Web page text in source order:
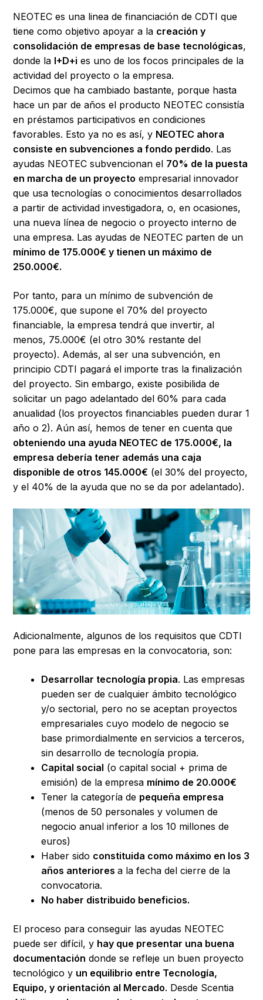
NEOTEC es una linea de financiación de CDTI que
tiene como objetivo apoyar a la creación y
consolidación de empresas de base tecnológicas,
donde la I+D+i es uno de los focos principales de la
actividad del proyecto o la empresa.
Decimos que ha cambiado bastante, porque hasta
hace un par de años el producto NEOTEC consistía
en préstamos participativos en condiciones
favorables. Esto ya no es así, y NEOTEC ahora
consiste en subvenciones a fondo perdido. Las
ayudas NEOTEC subvencionan el 70% de la puesta
en marcha de un proyecto empresarial innovador
que usa tecnologías o conocimientos desarrollados
a partir de actividad investigadora, o, en ocasiones,
una nueva línea de negocio o proyecto interno de
una empresa. Las ayudas de NEOTEC parten de un
mínimo de 175.000€ y tienen un máximo de
250.000€.
Por tanto, para un mínimo de subvención de
175.000€, que supone el 70% del proyecto
financiable, la empresa tendrá que invertir, al
menos, 75.000€ (el otro 30% restante del
proyecto). Además, al ser una subvención, en
principio CDTI pagará el importe tras la finalización
del proyecto. Sin embargo, existe posibilida de
solicitar un pago adelantado del 60% para cada
anualidad (los proyectos financiables pueden durar 1
año o 2). Aún así, hemos de tener en cuenta que
obteniendo una ayuda NEOTEC de 175.000€, la
empresa debería tener además una caja
disponible de otros 145.000€ (el 30% del proyecto,
y el 40% de la ayuda que no se da por adelantado).
Adicionalmente, algunos de los requisitos que CDTI
pone para las empresas en la convocatoria, son:
Desarrollar tecnología propia. Las empresas
pueden ser de cualquier ámbito tecnológico
y/o sectorial, pero no se aceptan proyectos
empresariales cuyo modelo de negocio se
base primordialmente en servicios a terceros,
sin desarrollo de tecnología propia.
Capital social (o capital social + prima de
emisión) de la empresa mínimo de 20.000€
Tener la categoría de pequeña empresa
(menos de 50 personales y volumen de
negocio anual inferior a los 10 millones de
euros)
Haber sido constituida como máximo en los 3
años anterioresa la fecha del cierre de la
convocatoria.
No haber distribuido beneficios.
El proceso para conseguir las ayudas NEOTEC
puede ser difícil, y hay que presentar una buena
documentación donde se refleje un buen proyecto
tecnológico y un equilibrio entre Tecnología,
Equipo, y orientación al Mercado. Desde Scentia